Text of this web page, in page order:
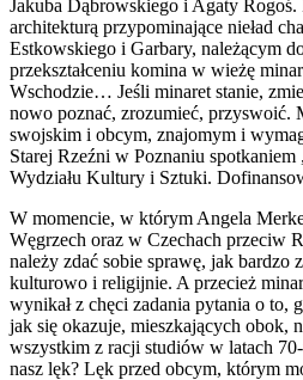
Jakuba Dąbrowskiego i Agaty Rogoś.
architekturą przypominające nieład
Estkowskiego i Garbary, należącym
przekształceniu komina w wieżę
Wschodzie… Jeśli minaret stanie,
nowo poznać, zrozumieć, przyswoić.
swojskim i obcym, znajomym i
Starej Rzeźni w Poznaniu
Wydziału Kultury i Sztuki.
W momencie, w którym Angela
Węgrzech oraz w Czechach przeciw
należy zdać sobie sprawę, jak bardzo
kulturowo i religijnie. A przecież
wynikał z chęci zadania pytania o to,
jak się okazuje, mieszkających obok,
wszystkim z racji studiów w latach
nasz lęk? Lęk przed obcym, którym